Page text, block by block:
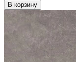
В корзину